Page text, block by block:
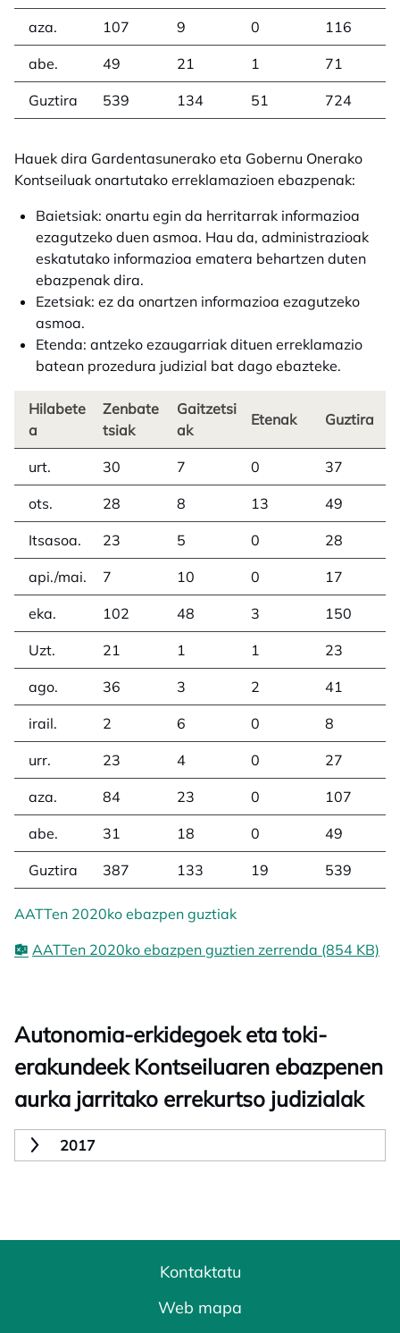
aza. 107 9 0 116
abe. 49 21 1 71
Guztira 539 134 51 724
Hauek dira Gardentasunerako eta Gobernu Onerako
Kontseiluak onartutako erreklamazioen ebazpenak:
Baietsiak: onartu egin da herritarrak informazioa
ezagutzeko duen asmoa. Hau da, administrazioak
eskatutako informazioa ematera behartzen duten
ebazpenak dira.
Ezetsiak: ez da onartzen informazioa ezagutzeko
asmoa.
Etenda: antzeko ezaugarriak dituen erreklamazio
batean prozedura judizial bat dago ebazteke.
Hilabete
a
Zenbate
tsiak
Gaitzetsi
ak
Etenak Guztira
urt. 30 7 0 37
ots. 28 8 13 49
Itsasoa. 23 5 0 28
api./mai. 7 10 0 17
eka. 102 48 3 150
Uzt. 21 1 1 23
ago. 36 3 2 41
irail. 2 6 0 8
urr. 23 4 0 27
aza. 84 23 0 107
abe. 31 18 0 49
Guztira 387 133 19 539
AATTen 2020ko ebazpen guztiak
AATTen 2020ko ebazpen guztien zerrenda (854 KB)
Autonomia-erkidegoek eta toki-
erakundeek Kontseiluaren ebazpenen
aurka jarritako errekurtso judizialak
2017
Kontaktatu
Web mapa